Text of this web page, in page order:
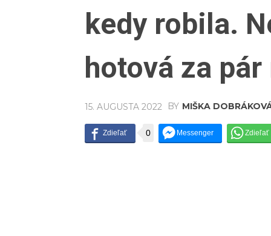
kedy robila.
hotová za
15. AUGUSTA 2022 BY MIŠKA
0